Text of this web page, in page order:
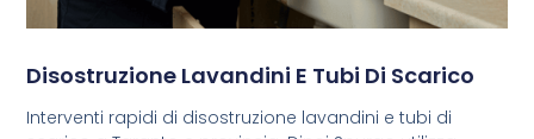
Disostruzione Lavandini E Tubi Di Scarico
Interventi rapidi di disostruzione lavandini e tubi di